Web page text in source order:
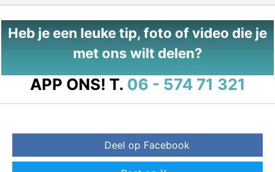
Heb je een leuke tip, foto of video die je
met ons wilt delen?
APP ONS! T. 06 - 574 71 321
Deel op Facebook